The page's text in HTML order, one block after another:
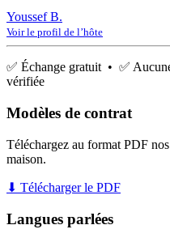
Youssef B.
Voir le profil de l’hôte
✅ Échange gratuit • ✅
vérifiée
Modèles de contrat
Téléchargez au format PDF
maison.
⬇ Télécharger le PDF
Langues parlées